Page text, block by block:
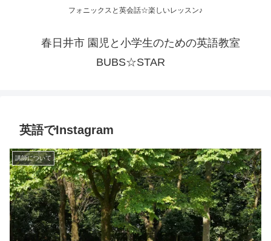
フォニックスと英会話☆楽しいレッスン♪
春日井市 園児と小学生のための英語教室
BUBS☆STAR
英語でInstagram
講師について